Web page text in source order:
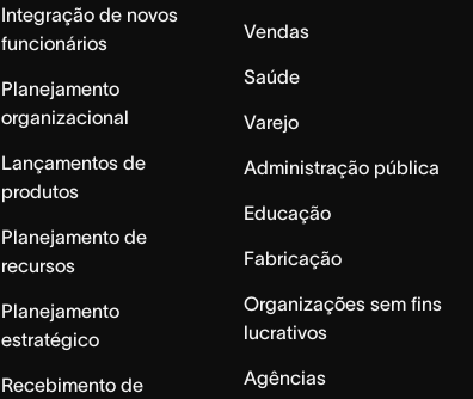
Integração de novos
funcionários
Planejamento
organizacional
Lançamentos de
produtos
Planejamento de
recursos
Planejamento
estratégico
Recebimento de
Vendas
Saúde
Varejo
Administração pública
Educação
Fabricação
Organizações sem fins
lucrativos
Agências